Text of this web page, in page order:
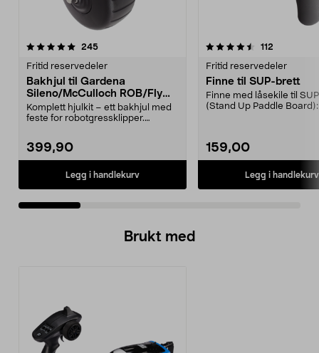
245anmeldelser
Fritid reservedeler
Bakhjul til Gardena
Sileno/McCulloch ROB/Flymo
Easilife
Komplett hjulkit – ett bakhjul med
feste for robotgressklipper.
399,90
Legg i handlekurv
4.5 av 5 stjerner 112
Fritid reservedeler
Finne til SUP-brett
Finne med låsekile til
(Stand Up Paddle Board):
159,00
Legg i handlekurv
5.0 av 5 stjerner
Brukt med